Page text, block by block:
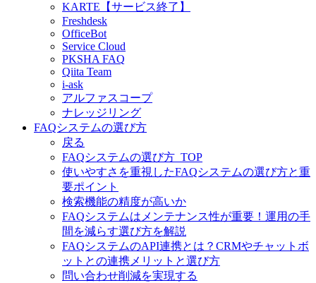
KARTE【サービス終了】
Freshdesk
OfficeBot
Service Cloud
PKSHA FAQ
Qiita Team
i-ask
アルファスコープ
ナレッジリング
FAQシステムの選び方
戻る
FAQシステムの選び方_TOP
使いやすさを重視したFAQシステムの選び方と重
要ポイント
検索機能の精度が高いか
FAQシステムはメンテナンス性が重要！運用の手
間を減らす選び方を解説
FAQシステムのAPI連携とは？CRMやチャットボ
ットとの連携メリットと選び方
問い合わせ削減を実現する